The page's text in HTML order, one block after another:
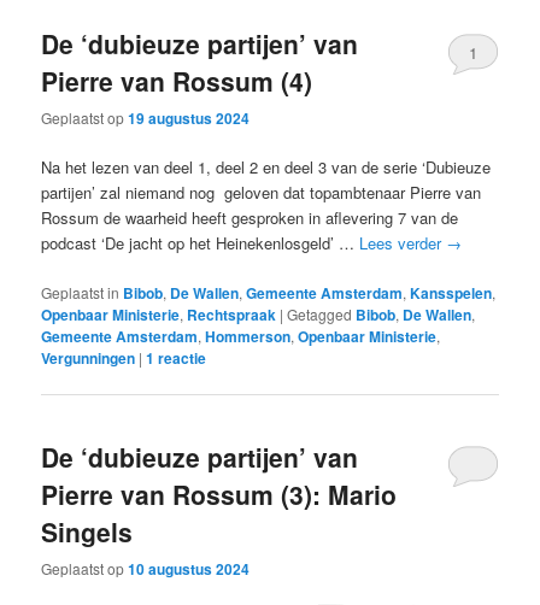
De ‘dubieuze partijen’ van
Pierre van Rossum (4)
Geplaatst op19 augustus 2024
1
Na het lezen van deel 1, deel 2 en deel 3 van de serie ‘Dubieuze
partijen’ zal niemand nog geloven dat topambtenaar Pierre van
Rossum de waarheid heeft gesproken in aflevering 7 van de
podcast ‘De jacht op het Heinekenlosgeld’ … Lees verder →
Geplaatst in Bibob, De Wallen,Gemeente Amsterdam,Kansspelen,
Openbaar Ministerie, Rechtspraak |Getagged Bibob, De Wallen,
Gemeente Amsterdam,Hommerson,Openbaar Ministerie,
Vergunningen |1 reactie
De ‘dubieuze partijen’ van
Pierre van Rossum (3): Mario
Singels
Geplaatst op10 augustus 2024